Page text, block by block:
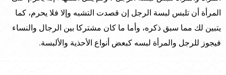
المرأة أن تلبس لبسة الرجل إن قصدت التشبه وإلا فلا يحرم، كما
يتبين لك مما سبق ذكره، وأما ما كان مشتركا بين الرجال والنساء
فيجوز للرجل والمرأة لبسه كبعض أنواع الأحذية والألبسة.